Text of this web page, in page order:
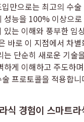
만으로는 최고의 수
성능을 100% 이상으
있는 이해와 풍부한 임
바로 이 지점에서 차
는 단순히 새로운 기술
하게 이해하고 주도하
프로토콜을 적용합니
식 경험이 스마트